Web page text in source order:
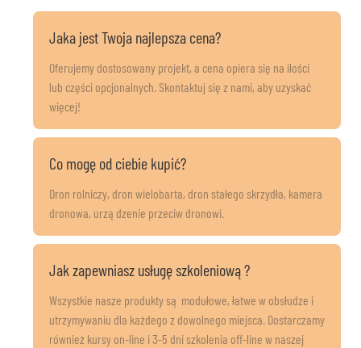
Jaka jest Twoja najlepsza cena?
Oferujemy dostosowany projekt, a cena opiera się na ilości
lub części opcjonalnych. Skontaktuj się z nami, aby uzyskać
więcej!
Co mogę od ciebie kupić?
Dron rolniczy, dron wielobarta, dron stałego skrzydła, kamera
dronowa, urządzenie przeciw dronowi.
Jak zapewniasz usługę szkoleniową?
Wszystkie nasze produkty są modułowe, łatwe w obsłudze i
utrzymywaniu dla każdego z dowolnego miejsca. Dostarczamy
również kursy on-line i 3-5 dni szkolenia off-line w naszej